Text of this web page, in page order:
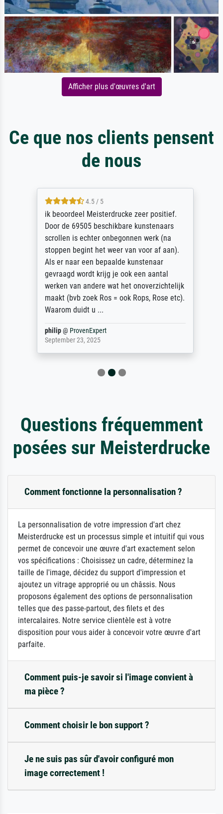
Afficher plus d'œuvres d'art
Ce que nos clients pensent
de nous
4.5 / 5
ik beoordeel Meisterdrucke zeer positief.
Door de 69505 beschikbare kunstenaars
scrollen is echter onbegonnen werk (na
stoppen begint het weer van voor af aan).
Als er naar een bepaalde kunstenaar
gevraagd wordt krijg je ook een aantal
werken van andere wat het onoverzichtelijk
maakt (bvb zoek Ros = ook Rops, Rose etc).
Waarom duidt u ...
philip@ProvenExpert
September 23, 2025
Questions fréquemment
posées sur Meisterdrucke
Comment fonctionne la personnalisation ?
La personnalisation de votre impression d'art chez
Meisterdrucke est un processus simple et intuitif qui vous
permet de concevoir une œuvre d'art exactement selon
vos spécifications : Choisissez un cadre, déterminez la
taille de l'image, décidez du support d'impression et
ajoutez un vitrage approprié ou un châssis. Nous
proposons également des options de personnalisation
telles que des passe-partout, des filets et des
intercalaires. Notre service clientèle est à votre
disposition pour vous aider à concevoir votre œuvre d'art
parfaite.
Comment puis-je savoir si l'image convient à
ma pièce ?
Comment choisir le bon support ?
Je ne suis pas sûr d'avoir configuré mon
image correctement !